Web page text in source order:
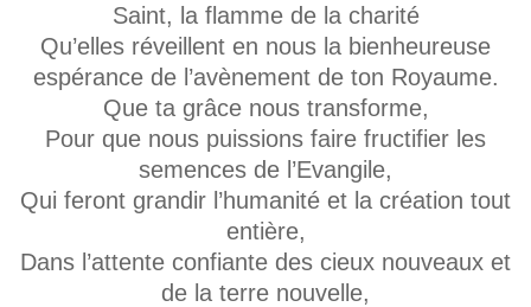
Saint, la flamme de la charité
Qu’elles réveillent en nous la bienheureuse
espérance de l’avènement de ton Royaume.
Que ta grâce nous transforme,
Pour que nous puissions faire fructifier les
semences de l’Evangile,
Qui feront grandir l’humanité et la création tout
entière,
Dans l’attente confiante des cieux nouveaux et
de la terre nouvelle,